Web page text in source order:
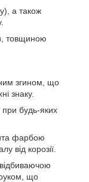
а також
товщиною
згином, що
знаку.
при будь-яких
фарбою
від корозії.
що